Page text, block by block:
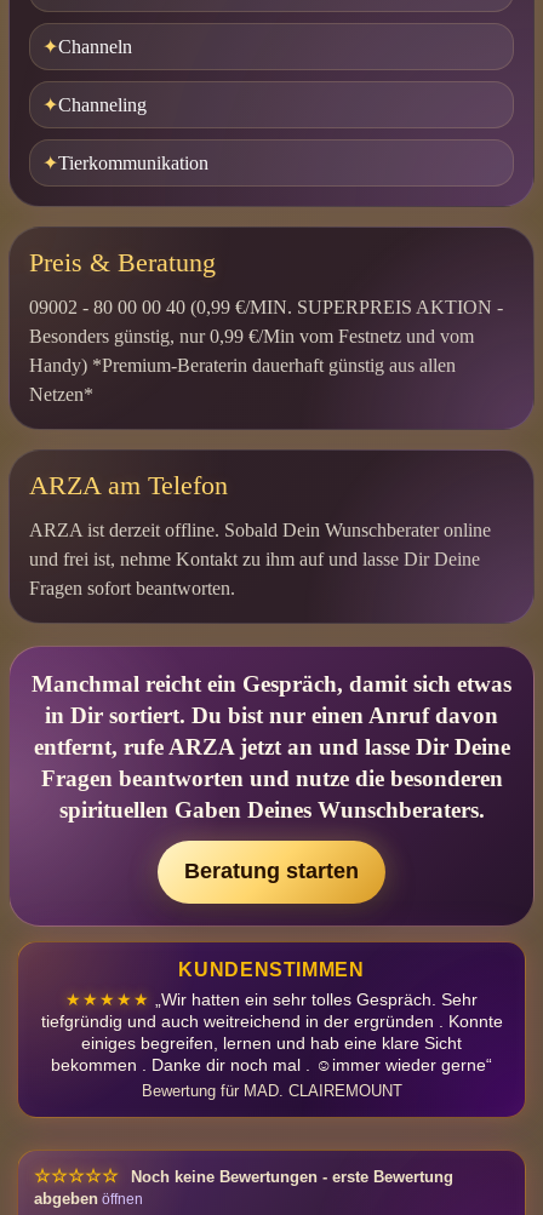
Channeln
Channeling
Tierkommunikation
Preis & Beratung
09002 - 80 00 00 40 (0,99 €/MIN. SUPERPREIS AKTION -
Besonders günstig, nur 0,99 €/Min vom Festnetz und vom
Handy) *Premium-Beraterin dauerhaft günstig aus allen
Netzen*
ARZA am Telefon
ARZA ist derzeit offline. Sobald Dein Wunschberater online
und frei ist, nehme Kontakt zu ihm auf und lasse Dir Deine
Fragen sofort beantworten.
Manchmal reicht ein Gespräch, damit sich etwas
in Dir sortiert. Du bist nur einen Anruf davon
entfernt, rufe ARZA jetzt an und lasse Dir Deine
Fragen beantworten und nutze die besonderen
spirituellen Gaben Deines Wunschberaters.
Beratung starten
KUNDENSTIMMEN
★★★★★
„Wir hatten ein sehr tolles Gespräch. Sehr
tiefgründig und auch weitreichend in der ergründen . Konnte
einiges begreifen, lernen und hab eine klare Sicht
bekommen . Danke dir noch mal . ☺️immer wieder gerne“
Bewertung für MAD. CLAIREMOUNT
☆☆☆☆☆
Noch keine Bewertungen - erste Bewertung
abgeben